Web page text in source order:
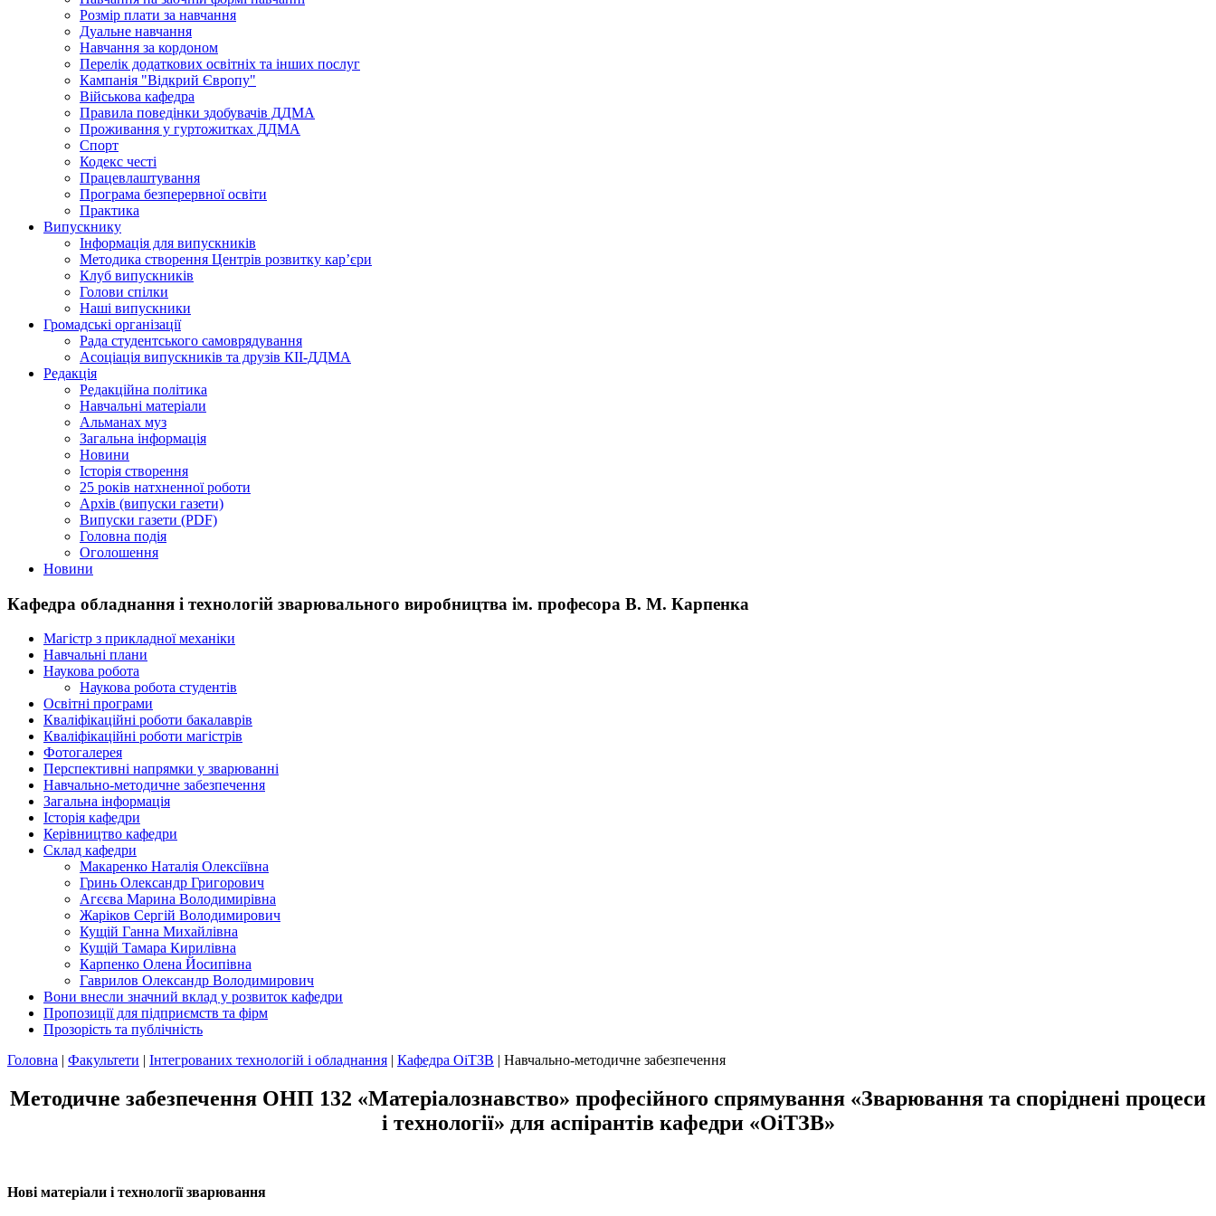
Розмір плати за навчання
Дуальне навчання
Навчання за кордоном
Перелік додаткових освітніх та інших послуг
Кампанія "Відкрий Європу"
Військова кафедра
Правила поведінки здобувачів ДДМА
Проживання у гуртожитках ДДМА
Спорт
Кодекс честі
Працевлаштування
Програма безперервної освіти
Практика
Випускнику
Інформація для випускників
Методика створення Центрів розвитку кар’єри
Клуб випускників
Голови спілки
Наші випускники
Громадські організації
Рада студентського самоврядування
Асоціація випускників та друзів КІІ-ДДМА
Редакція
Редакційна політика
Навчальні матеріали
Альманах муз
Загальна інформація
Новини
Історія створення
25 років натхненної роботи
Архів (випуски газети)
Випуски газети (PDF)
Головна подія
Оголошення
Новини
Кафедра обладнання і технологій зварювального виробництва ім. професора В. М. Карпенка
Магістр з прикладної механіки
Навчальні плани
Наукова робота
Наукова робота студентів
Освітні програми
Кваліфікаційні роботи бакалаврів
Кваліфікаційні роботи магістрів
Фотогалерея
Перспективні напрямки у зварюванні
Навчально-методичне забезпечення
Загальна інформація
Історія кафедри
Керівництво кафедри
Склад кафедри
Макаренко Наталія Олексіївна
Гринь Олександр Григорович
Агєєва Марина Володимирівна
Жаріков Сергій Володимирович
Кущій Ганна Михайлівна
Кущій Тамара Кирилівна
Карпенко Олена Йосипівна
Гаврилов Олександр Володимирович
Вони внесли значний вклад у розвиток кафедри
Пропозиції для підприємств та фірм
Прозорість та публічність
Головна | Факультети | Інтегрованих технологій і обладнання | Кафедра ОіТЗВ | Навчально-методичне забезпечення
Методичне забезпечення ОНП 132 «Матеріалознавство» професійного спрямування «Зварювання та споріднені процеси
і технології» для аспірантів кафедри «ОіТЗВ»
Нові матеріали і технології зварювання